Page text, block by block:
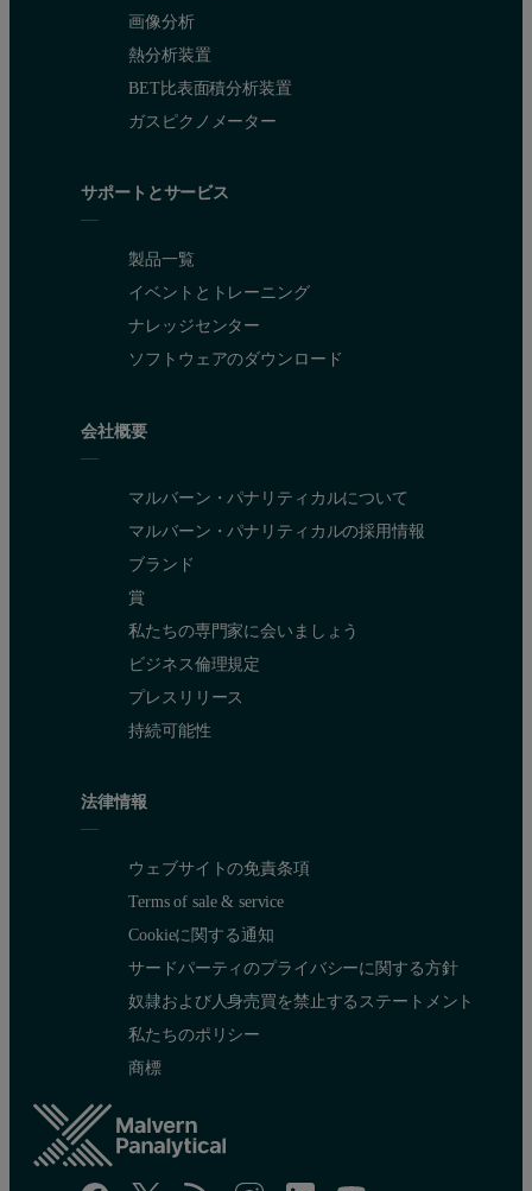
Figure 3: The monocapillary with component recognition, mounted with
Blue pigment:
The analysis identified the blue pigment as azurite, Cu
画像分析
熱分析装置
BET比表面積分析装置
ガスピクノメーター
サポートとサービス
製品一覧
イベントとトレーニング
ナレッジセンター
ソフトウェアのダウンロード
会社概要
マルバーン・パナリティカルについて
マルバーン・パナリティカルの採用情報
ブランド
賞
私たちの専門家に会いましょう
ビジネス倫理規定
プレスリリース
持続可能性
法律情報
ウェブサイトの免責条項
Terms of sale & service
Cookieに関する通知
サードパーティのプライバシーに関する方針
奴隷および人身売買を禁止するステートメント
私たちのポリシー
商標